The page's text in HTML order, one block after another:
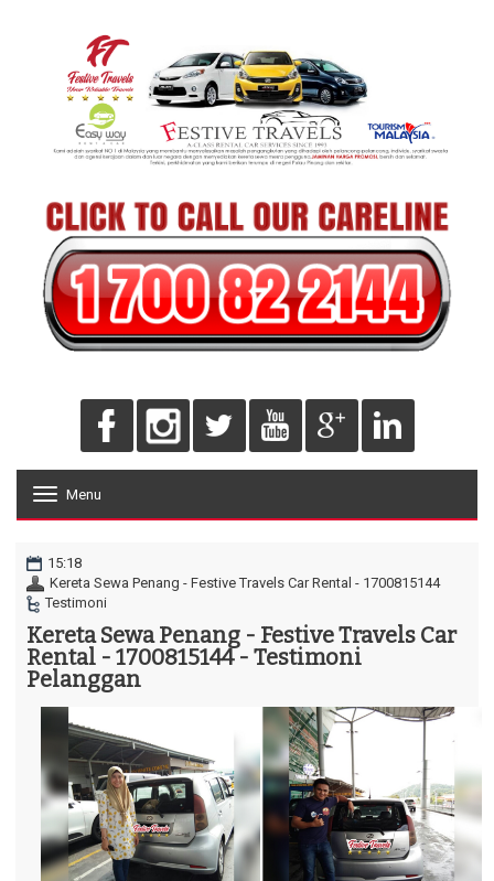
o
l
a
v
i
o
n
Menu
15:18
Kereta Sewa Penang - Festive Travels Car Rental - 1700815144
Testimoni
Kereta Sewa Penang - Festive Travels Car
Rental - 1700815144 - Testimoni
Pelanggan